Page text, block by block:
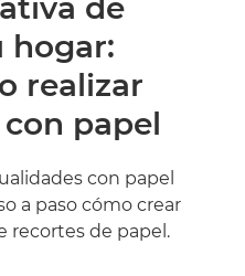
de
hogar:
realizar
papel
con papel
a paso cómo crear
recortes de papel.